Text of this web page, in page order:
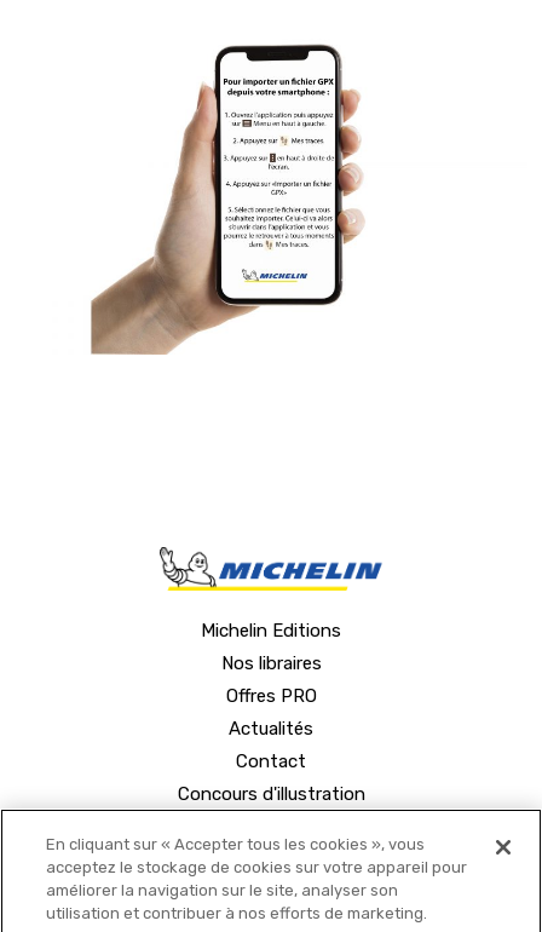
Michelin Editions
Nos libraires
Offres PRO
Actualités
Contact
Concours d'illustration
En cliquant sur « Accepter tous les cookies », vous
acceptez le stockage de cookies sur votre appareil pour
améliorer la navigation sur le site, analyser son
utilisation et contribuer à nos efforts de marketing.